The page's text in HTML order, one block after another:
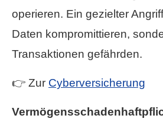
operieren. Ein gezielter
Daten kompromittieren,
Transaktionen gefährden.
👉 Zur Cyberversicherung